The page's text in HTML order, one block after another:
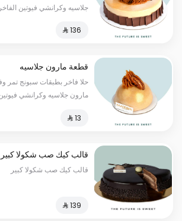
جلاسيه وكرانشي فيوتين الفاخر،
قطعة مارون جلاسيه
حلا فاخر بطبقات سبونج تمر
مارون جلاسيه وكرانشي
قالب كيك صب شكولا كبير
قالب كيك صب شكولا كبير